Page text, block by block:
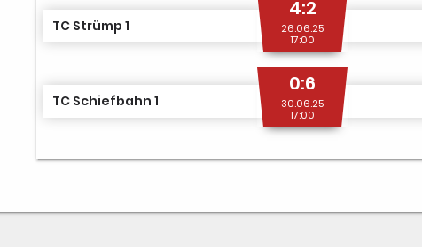
TC Strümp 1
4:2
26.06.25
17:00
TC Schiefbahn 1
0:6
30.06.25
17:00